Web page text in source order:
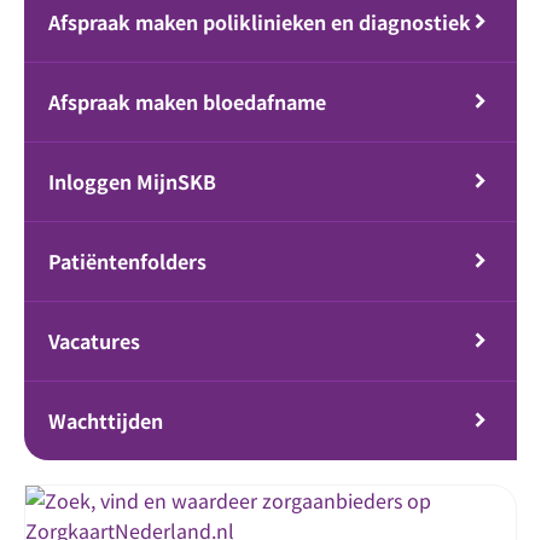
Afspraak maken poliklinieken en diagnostiek
Afspraak maken bloedafname
Inloggen MijnSKB
Patiëntenfolders
Vacatures
Wachttijden